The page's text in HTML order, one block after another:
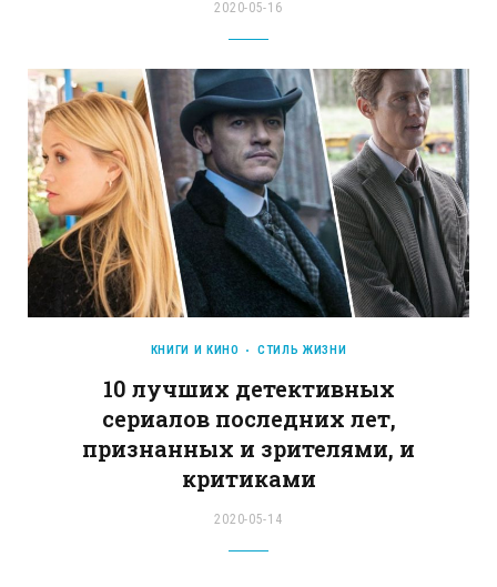
2020-05-16
КНИГИ И КИНО СТИЛЬ ЖИЗНИ
10 лучших детективных
сериалов последних лет,
признанных и зрителями, и
критиками
2020-05-14